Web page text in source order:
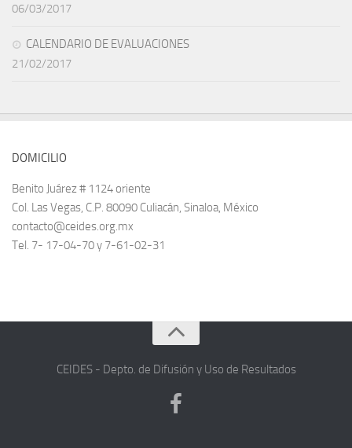
06/03/2017
CALENDARIO DE EVALUACIONES
21/02/2017
DOMICILIO
Benito Juárez # 1124 oriente
Col. Las Vegas, C.P. 80090 Culiacán, Sinaloa, México
contacto@ceides.org.mx
Tel. 7- 17-04-70 y 7-61-02-31
CEIDES - Depto. de Difusión y Uso de Resultados